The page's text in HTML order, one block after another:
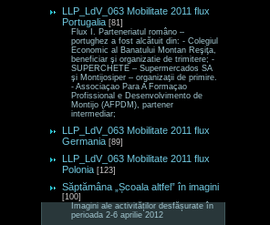
LLP_LdV_063 Mobilitate 2011 flux
Portugalia [81]
Flux I. Parteneriatul româno –
portughez a fost alcătuit din: - Colegiul
Economic al Banatului Montan Reşiţa,
beneficiar şi organizatie de trimitere; -
SUPERCHETE – Supermercados SA
şi Montijosiper – organizaţii de primire.
- Associaçao Para A Formaçao
Profissional e Desenvolvimento de
Montijo (AFPDM), partener
intermediar;
LLP_LdV_063 Mobilitate 2011 flux
Germania [89]
LLP_LdV_063 Mobilitate 2011 flux
Polonia [123]
Săptămâna „Școala altfel” în imagini
[100]
Imagini ale activităților desfășurate în
perioada 2-6 aprilie 2012